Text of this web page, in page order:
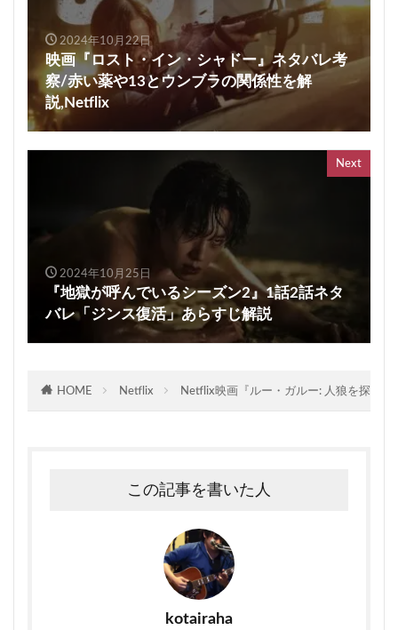
2024年10月22日
映画『ロスト・イン・シャドー』ネタバレ考
察/赤い薬や13とウンブラの関係性を解
説,Netflix
Next
2024年10月25日
『地獄が呼んでいるシーズン2』1話2話ネタ
バレ「ジンス復活」あらすじ解説
HOME Netflix Netflix映画『ルー・ガルー: 人狼を探せ!
この記事を書いた人
kotairaha